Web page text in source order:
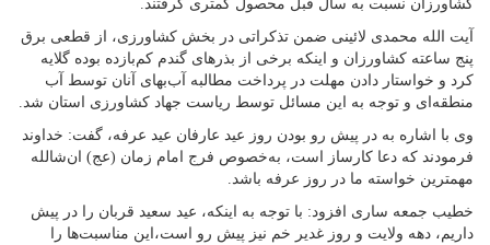
کشاورزان نسبت به سال قبل محصول کمتری گرفتند.
آیت الله محمدی لائینی ضمن تذکراتی در بخش کشاورزی، از قطعی برق
پنج ساعته کشاورزان و اینکه برخی از بذرهای گندم کم‌بازده بوده گلایه
کرد و خواستار دادن مهلت در پرداخت مطالبه آب‌بهای آنان توسط آب
منطقه‌ای و توجه به این مسائل توسط ریاست جهاد کشاورزی استان شد.
وی با اشاره به در پیش رو بودن روز عید عارفان عید عرفه، گفت: خداوند
فرمودند که دعا کارساز است، به‌خصوص فرج امام زمان (عج) ان‌شالله
مهمترین خواسته ما در روز عرفه باشد.
خطیب جمعه ساری افزود: با توجه به اینکه، عید سعید قربان را در پیش
داریم، دهه ولایت و روز غدیر خم نیز پیش رو است،این مناسبت‌ها را